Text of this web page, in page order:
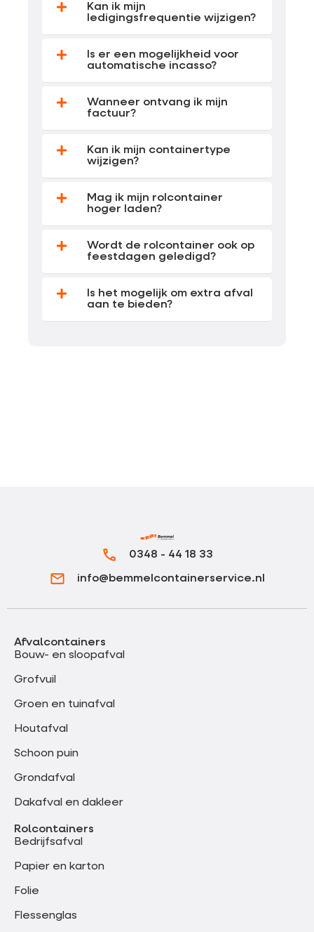
Kan ik mijn
ledigingsfrequentie wijzigen?
Is er een mogelijkheid voor
automatische incasso?
Wanneer ontvang ik mijn
factuur?
Kan ik mijn containertype
wijzigen?
Mag ik mijn rolcontainer
hoger laden?
Wordt de rolcontainer ook op
feestdagen geledigd?
Is het mogelijk om extra afval
aan te bieden?
0348 - 44 18 33
info@bemmelcontainerservice.nl
Afvalcontainers
Bouw- en sloopafval
Grofvuil
Groen en tuinafval
Houtafval
Schoon puin
Grondafval
Dakafval en dakleer
Rolcontainers
Bedrijfsafval
Papier en karton
Folie
Flessenglas